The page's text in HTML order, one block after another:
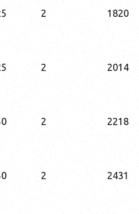
2 1820
2 2014
2 2218
2 2431